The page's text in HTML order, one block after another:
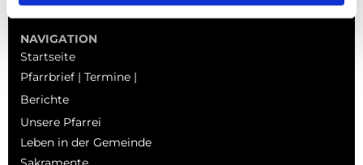
NAVIGATION
Startseite
Pfarrbrief | Termine |
Berichte
Unsere Pfarrei
Leben in der Gemeinde